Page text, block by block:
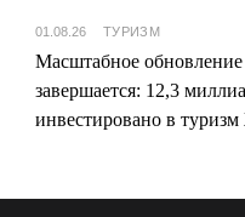
01.08.26 ТУРИЗМ
Масштабное
завершается: 12,3
инвестировано в туризм